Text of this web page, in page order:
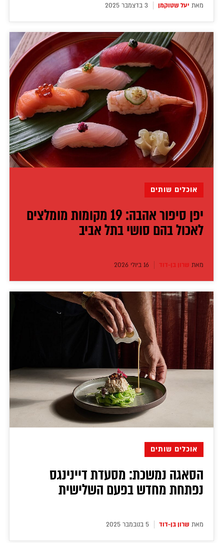
מאת יעל שטוקמן 3 בדצמבר 2025
אוכלים שותים
יפן סיפור אהבה: 19 מקומות מומלצים
לאכול בהם סושי בתל אביב
מאת שרון בן-דוד 16 ביולי 2026
אוכלים שותים
הסאגה נמשכת: מסעדת דיינינגס
נפתחת מחדש בפעם השלישית
מאת שרון בן-דוד 5 בנובמבר 2025